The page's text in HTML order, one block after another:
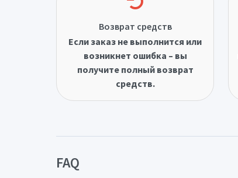
Возврат средств
Если заказ не выполнится или
возникнет ошибка – вы
получите полный возврат
средств.
FAQ